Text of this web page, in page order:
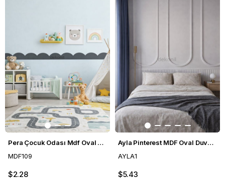
Pera Çocuk Odası Mdf Oval Duvar Bordürü 10*80 cm
MDF109
$2.28
Ayla Pinterest MDF Oval Duvar Çıtası 70*135cm
AYLA1
$5.43